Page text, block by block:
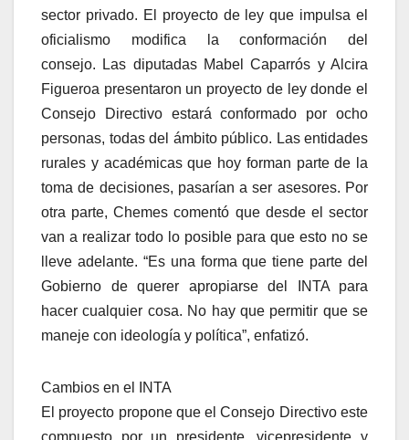
sector privado. El proyecto de ley que impulsa el
oficialismo modifica la conformación del
consejo. Las diputadas Mabel Caparrós y Alcira
Figueroa presentaron un proyecto de ley donde el
Consejo Directivo estará conformado por ocho
personas, todas del ámbito público. Las entidades
rurales y académicas que hoy forman parte de la
toma de decisiones, pasarían a ser asesores. Por
otra parte, Chemes comentó que desde el sector
van a realizar todo lo posible para que esto no se
lleve adelante. “Es una forma que tiene parte del
Gobierno de querer apropiarse del INTA para
hacer cualquier cosa. No hay que permitir que se
maneje con ideología y política”, enfatizó.
Cambios en el INTA
El proyecto propone que el Consejo Directivo este
compuesto por un presidente, vicepresidente y